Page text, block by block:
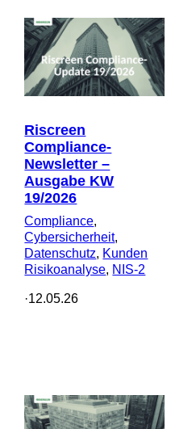
Riscreen
Compliance-
Newsletter –
Ausgabe KW
19/2026
Compliance
Cybersicherheit
Datenschutz, Kunden
Risikoanalyse, NIS-2
·12.05.26